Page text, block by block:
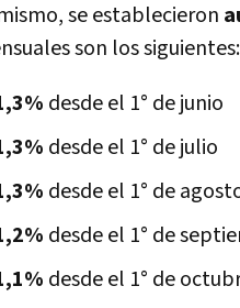
se establecieron
son los siguientes:
desde el 1° de junio
desde el 1° de julio
desde el 1° de
desde el 1° de
desde el 1° de